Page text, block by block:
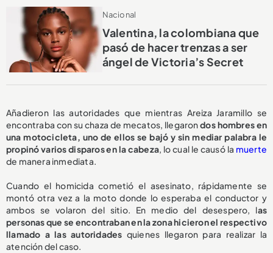
Nacional
Valentina, la colombiana que
pasó de hacer trenzas a ser
ángel de Victoria’s Secret
Añadieron las autoridades que mientras Areiza Jaramillo se
encontraba con su chaza de mecatos, llegarondos hombres en
una motocicleta, uno de ellos se bajó y sin mediar palabra le
propinó varios disparos en la cabeza, lo cual le causó la muerte
de manera inmediata.
Cuando el homicida cometió el asesinato, rápidamente se
montó otra vez a la moto donde lo esperaba el conductor y
ambos se volaron del sitio. En medio del desespero, las
personas que se encontraban en la zona hicieron el respectivo
llamado a las autoridades quienes llegaron para realizar la
atención del caso.